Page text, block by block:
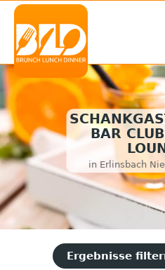
BAR
in Erlinsbach
Ergebnisse